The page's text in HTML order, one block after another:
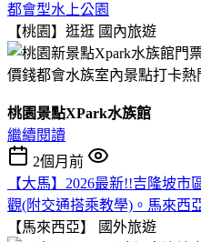
都會型水上公園
【桃園】逛逛 國內旅遊
桃園景點XPark水族館
繼續閱讀
2個月前
【大馬】2026最新!!吉隆坡
觀(附交通搭乘教學)。馬來西
【馬來西亞】
國外旅遊